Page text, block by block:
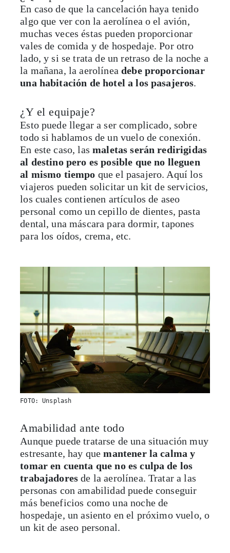
En caso de que la cancelación haya tenido
algo que ver con la aerolínea o el avión,
muchas veces éstas pueden proporcionar
vales de comida y de hospedaje. Por otro
lado, y si se trata de un retraso de la noche a
la mañana, la aerolíneadebe proporcionar
una habitación de hotel a los pasajeros.
¿Y el equipaje?
Esto puede llegar a ser complicado, sobre
todo si hablamos de un vuelo de conexión.
En este caso, lasmaletas serán redirigidas
al destino pero es posible que no lleguen
al mismo tiempo que el pasajero. Aquí los
viajeros pueden solicitar un kit de servicios,
los cuales contienen artículos de aseo
personal como un cepillo de dientes, pasta
dental, una máscara para dormir, tapones
para los oídos, crema, etc.
FOTO: Unsplash
Amabilidad ante todo
Aunque puede tratarse de una situación muy
estresante, hay quemantener la calma y
tomar en cuenta que no es culpa de los
trabajadores de la aerolínea. Tratar a las
personas con amabilidad puede conseguir
más beneficios como una noche de
hospedaje, un asiento en el próximo vuelo, o
un kit de aseo personal.